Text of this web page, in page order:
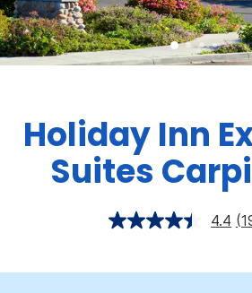
Holiday Inn
Suites
4.4